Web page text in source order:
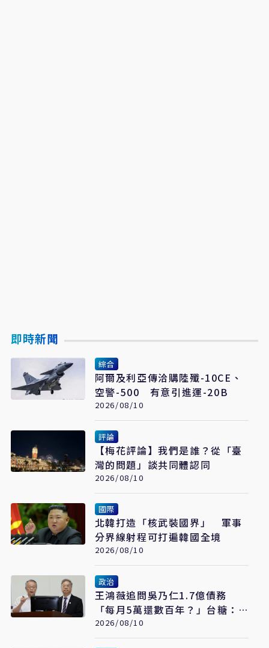
即時新聞
綜合
阿爾及利亞傳洽購陸殲-10CE、
空警-500 有意引進運-20B
2026/08/10
評論
【梅花評論】我們是誰？從「臺
灣的問題」談共同體認同
2026/08/10
國際
北韓打造「核武裝國界」 軍事
分界線射程可打遍韓國全境
2026/08/10
政治
王鴻薇追問吳乃仁1.7億債務
「每月5萬還數百年？」台糖：8
月底再談
2026/08/10